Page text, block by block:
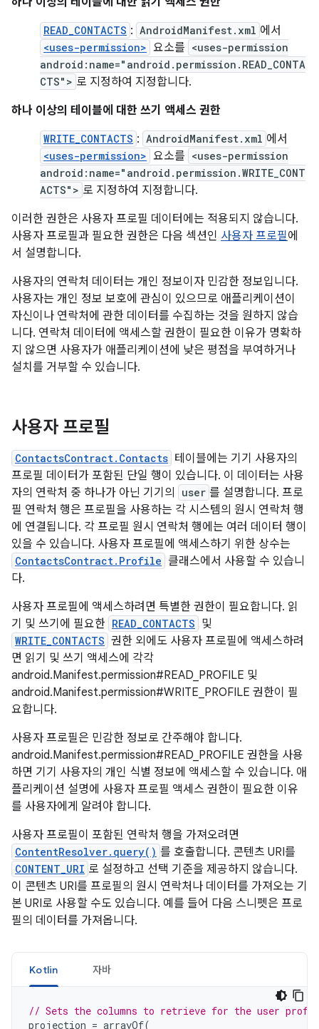
READ_CONTACTS : AndroidManifest.xml 에서
<uses-permission> 요소를 <uses-permission
android:name="android.permission.READ_CONTA
CTS"> 로 지정하여 지정합니다.
하나 이상의 테이블에 대한 쓰기 액세스 권한
WRITE_CONTACTS : AndroidManifest.xml 에서
<uses-permission> 요소를 <uses-permission
android:name="android.permission.WRITE_CONT
ACTS"> 로 지정하여 지정합니다.
이러한 권한은 사용자 프로필 데이터에는 적용되지 않습니다.
사용자 프로필과 필요한 권한은 다음 섹션인 사용자 프로필에
서 설명합니다.
사용자의 연락처 데이터는 개인 정보이자 민감한 정보입니다.
사용자는 개인 정보 보호에 관심이 있으므로 애플리케이션이
자신이나 연락처에 관한 데이터를 수집하는 것을 원하지 않습
니다. 연락처 데이터에 액세스할 권한이 필요한 이유가 명확하
지 않으면 사용자가 애플리케이션에 낮은 평점을 부여하거나
설치를 거부할 수 있습니다.
사용자 프로필
ContactsContract.Contacts 테이블에는 기기 사용자의
프로필 데이터가 포함된 단일 행이 있습니다. 이 데이터는 사용
자의 연락처 중 하나가 아닌 기기의
user 를 설명합니다. 프로
필 연락처 행은 프로필을 사용하는 각 시스템의 원시 연락처 행
에 연결됩니다. 각 프로필 원시 연락처 행에는 여러 데이터 행이
있을 수 있습니다. 사용자 프로필에 액세스하기 위한 상수는
ContactsContract.Profile 클래스에서 사용할 수 있습니
다.
사용자 프로필에 액세스하려면 특별한 권한이 필요합니다. 읽
기 및 쓰기에 필요한 READ_CONTACTS 및
WRITE_CONTACTS 권한 외에도 사용자 프로필에 액세스하려
면 읽기 및 쓰기 액세스에 각각
android.Manifest.permission#READ_PROFILE 및
android.Manifest.permission#WRITE_PROFILE 권한이 필
요합니다.
사용자 프로필은 민감한 정보로 간주해야 합니다.
android.Manifest.permission#READ_PROFILE 권한을 사용
하면 기기 사용자의 개인 식별 정보에 액세스할 수 있습니다. 애
플리케이션 설명에 사용자 프로필 액세스 권한이 필요한 이유
를 사용자에게 알려야 합니다.
사용자 프로필이 포함된 연락처 행을 가져오려면
ContentResolver.query() 를 호출합니다. 콘텐츠 URI를
CONTENT_URI 로 설정하고 선택 기준을 제공하지 않습니다.
이 콘텐츠 URI를 프로필의 원시 연락처나 데이터를 가져오는 기
본 URI로 사용할 수도 있습니다. 예를 들어 다음 스니펫은 프로
필의 데이터를 가져옵니다.
Kotlin 자바
// Sets the columns to retrieve for the user
projection = arrayOf(